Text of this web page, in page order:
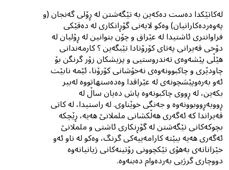
لەکاتێکدا دەست دەکەین بە تێگەشتن لە ڕۆلی گەنجان (و
پەوەردەکارانیان) وەکو لایەنی گۆڕانکاری لە دەقێکى
فراوانترى ئاشتیدا لە عێراق و چۆن بتوانین لە ڕۆلیان لە
دۆخی قەیرانی پەتای کۆرۆنادا تێبگەین ؟ کارمەندانی
هێڵی پێشەوەى تەندروستیی و پزیشکان زۆر گرنگن بۆ
چاودێری و چاکبوونەوەی نەخۆشانی کۆرۆنا، ئێمە نابێت
ئەو بەرەوپێشچونەی لە عێراقدا وەدەستهاتووە لەبیر
بکەین، لە ڕووی چاکبونەوە پاش دەیان ساڵ لە
ڕووبەڕووبوونەوە و جەنگى خوێناوى. لە راستیدا، لە کاتی
قەیراندا کە ئەگەری هەڵکشانى ململانێ هەیە، ڕێچکە
بچوکەکانی تێگەشتن لە گۆڕنکاری ئاشتی و ململانێ
ئەگەری هەیە ببێتە کارامەییەکی گرنگ، وەكو لە ناو ئەو
خێزانانەی بەهۆی تێكچوونی رۆتینەکانی ژیانیانەوە
دووچاری گرژیی بەردەوام دەبنەوە.